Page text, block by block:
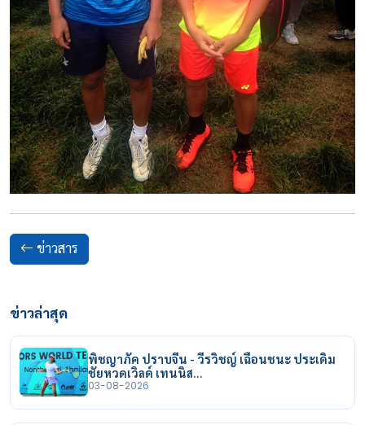
ข่าวสาร
ข่าวล่าสุด
พิชญาภัค ปราบจีน - วีรวิชญ์ เฉือนชนะ ประเดิม
ชัยหวดเวิลด์ เทนนิส…
03-08-2026